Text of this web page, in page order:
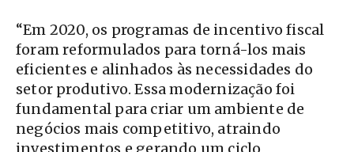
“Em 2020, os programas de incentivo fiscal
foram reformulados para torná-los mais
eficientes e alinhados às necessidades do
setor produtivo. Essa modernização foi
fundamental para criar um ambiente de
negócios mais competitivo, atraindo